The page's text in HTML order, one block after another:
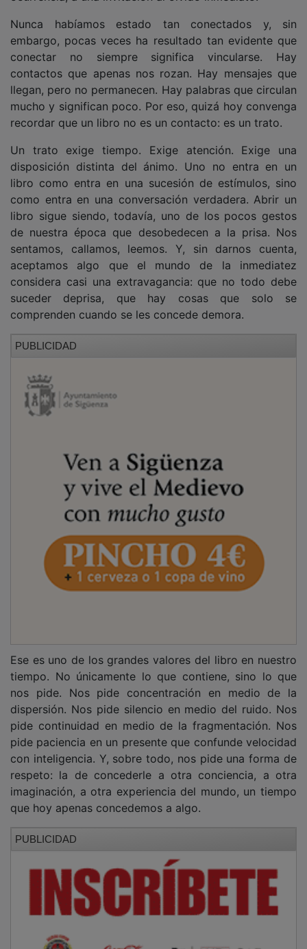
embargo, pocas veces ha resultado tan evidente que
conectar no siempre significa vincularse. Hay
contactos que apenas nos rozan. Hay mensajes que
llegan, pero no permanecen. Hay palabras que circulan
mucho y significan poco. Por eso, quizá hoy convenga
recordar que un libro no es un contacto: es un trato.
disposición distinta del ánimo. Uno no entra en un
libro como entra en una sucesión de estímulos, sino
como entra en una conversación verdadera. Abrir un
libro sigue siendo, todavía, uno de los pocos gestos
de nuestra época que desobedecen a la prisa. Nos
sentamos, callamos, leemos. Y, sin darnos cuenta,
aceptamos algo que el mundo de la inmediatez
considera casi una extravagancia: que no todo debe
suceder deprisa, que hay cosas que solo se
comprenden cuando se les concede demora.
tiempo. No únicamente lo que contiene, sino lo que
nos pide. Nos pide concentración en medio de la
dispersión. Nos pide silencio en medio del ruido. Nos
pide continuidad en medio de la fragmentación. Nos
pide paciencia en un presente que confunde velocidad
con inteligencia. Y, sobre todo, nos pide una forma de
respeto: la de concederle a otra conciencia, a otra
imaginación, a otra experiencia del mundo, un tiempo
que hoy apenas concedemos a algo.